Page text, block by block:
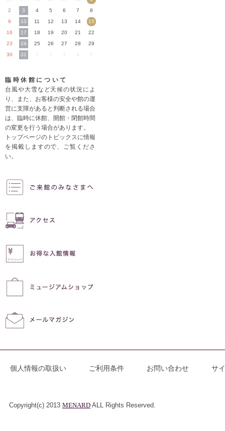
2
3 4 5 6 7
8
9
10 11 12 13 14
15
16
17 18 19 20 21
22
23
24 25 26 27 28
29
30
31 3 4 5
臨時休館について
台風や大雪など天候の状況によ
り、また、お客様の安全や館の運
営に支障があると判断される場合
は、臨時に休館、開館・閉館時間
の変更を行う場合があります。
トップページのトピックスに情報
を掲載しますので、ご覧くださ
い。
個人情報の取扱い ご利用条件 お問い合わせ サ
Copyright(c) 2013 MENARD ALL Rights Reserved.